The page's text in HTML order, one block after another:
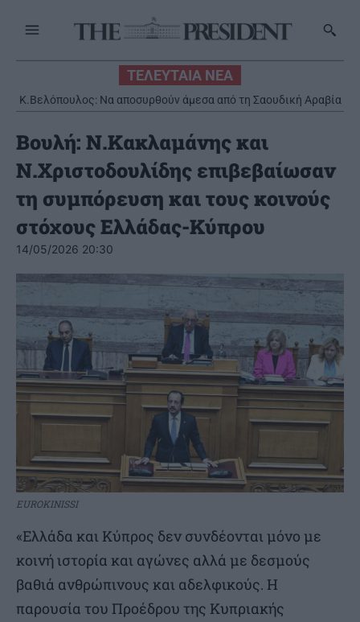
ΤΕΛΕΥΤΑΙΑ ΝΕΑ
Κ.Βελόπουλος: Να αποσυρθούν άμεσα από τη Σαουδική Αραβία
οι ελληνικοί Patriot
Βουλή: Ν.Κακλαμάνης και
Ν.Χριστοδουλίδης επιβεβαίωσαν
τη συμπόρευση και τους κοινούς
στόχους Ελλάδας-Κύπρου
14/05/2026 20:30
EUROKINISSI
«Ελλάδα και Κύπρος δεν συνδέονται μόνο με
κοινή ιστορία και αγώνες αλλά με δεσμούς
βαθιά ανθρώπινους και αδελφικούς. Η
παρουσία του Προέδρου της Κυπριακής